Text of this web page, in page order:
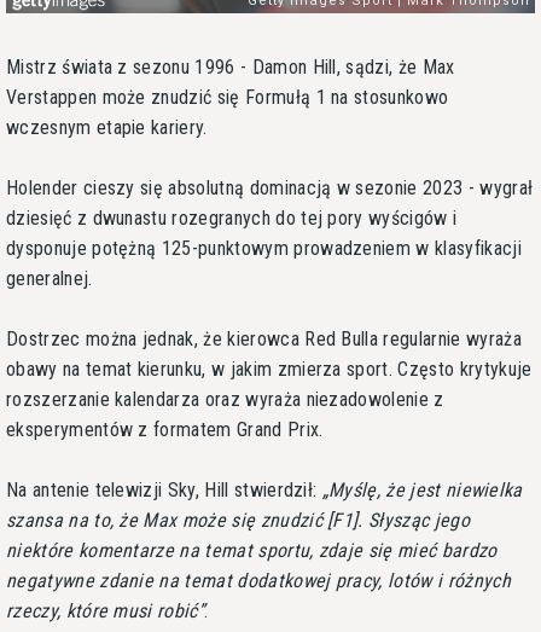
Mistrz świata z sezonu 1996 - Damon Hill, sądzi, że Max
Verstappen może znudzić się Formułą 1 na stosunkowo
wczesnym etapie kariery.
Holender cieszy się absolutną dominacją w sezonie 2023 - wygrał
dziesięć z dwunastu rozegranych do tej pory wyścigów i
dysponuje potężną 125-punktowym prowadzeniem w klasyfikacji
generalnej.
Dostrzec można jednak, że kierowca Red Bulla regularnie wyraża
obawy na temat kierunku, w jakim zmierza sport. Często krytykuje
rozszerzanie kalendarza oraz wyraża niezadowolenie z
eksperymentów z formatem Grand Prix.
Na antenie telewizji Sky, Hill stwierdził:
Myślę, że jest niewielka
szansa na to, że Max może się znudzić [F1]. Słysząc jego
niektóre komentarze na temat sportu, zdaje się mieć bardzo
negatywne zdanie na temat dodatkowej pracy, lotów i różnych
rzeczy, które musi robić .